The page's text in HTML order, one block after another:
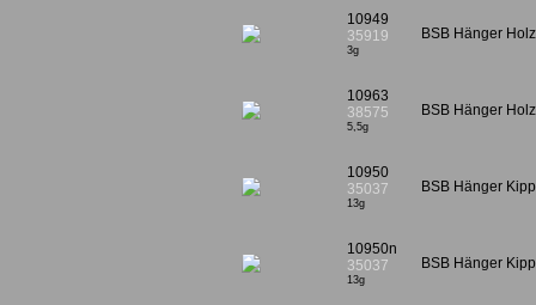
10949
35919
3g
BSB Hänger
10963
38575
5,5g
BSB Hänger
10950
35037
13g
BSB Hänger
10950n
35037
13g
BSB Hänger